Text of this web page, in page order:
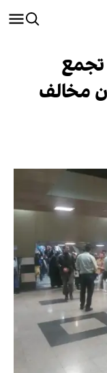
تجمع
مخالف